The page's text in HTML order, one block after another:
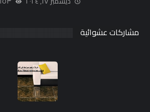
مشاركات عشوائية